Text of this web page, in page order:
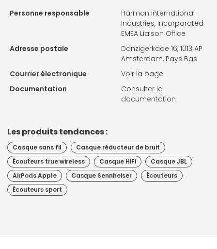
Personne responsable
Harman International
Industries, Incorporated
EMEA Liaison Office
Adresse postale
Danzigerkade 16, 1013 AP
Amsterdam, Pays Bas
Courrier électronique
Voir la page
Documentation
Consulter la
documentation
Les produits tendances :
Casque sans fil
Casque réducteur de bruit
Écouteurs true wireless
Casque HiFi
Casque JBL
AirPods Apple
Casque Sennheiser
Écouteurs
Écouteurs sport